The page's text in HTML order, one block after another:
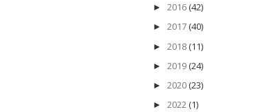
►2016 (42)
►2017 (40)
►2018 (11)
►2019 (24)
►2020 (23)
►2022 (1)